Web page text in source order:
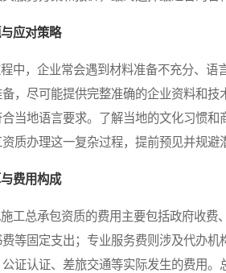
应对策略
，企业常会遇到材料准备不充分、语
，尽可能提供完整准确的企业资料和
当地语言要求。了解当地的文化习惯
质办理这一复杂过程，提前预见并规避
费用构成
总承包资质的费用主要包括政府收费
等固定支出；专业服务费则涉及代办
证认证、差旅交通等实际发生的费用